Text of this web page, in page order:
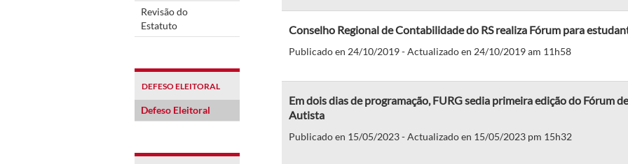
Revisão do
Estatuto
DEFESO ELEITORAL
Defeso Eleitoral
Conselho Regional de Contabilidade do RS realiza Fórum para
Publicado en 24/10/2019 - Actualizado en 24/10/2019 am 11h58
Em dois dias de programação, FURG sedia primeira edição do Fórum
Autista
Publicado en 15/05/2023 - Actualizado en 15/05/2023 pm 15h32